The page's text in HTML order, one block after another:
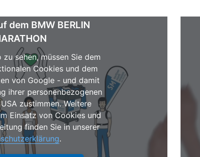
dem BMW BERLIN
sehen, müssen Sie dem
Cookies und dem
von Google - und damit
ihrer personenbezogenen
zustimmen. Weitere
Einsatz von Cookies und
finden Sie in unserer
.